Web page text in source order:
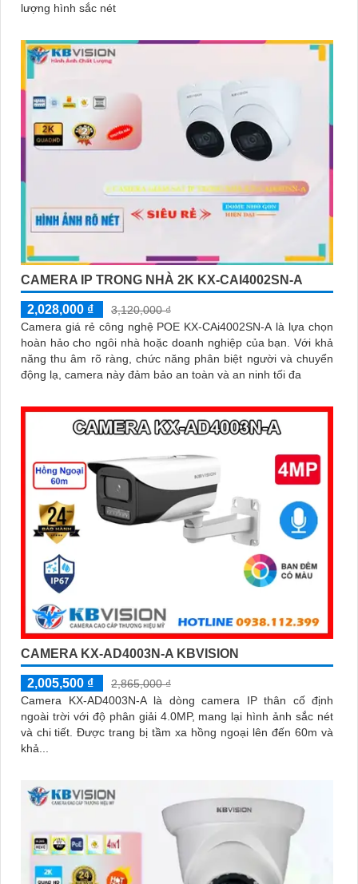
lượng hình sắc nét
CAMERA IP TRONG NHÀ 2K KX-CAI4002SN-A
2,028,000 ₫
3,120,000 ₫
Camera giá rẻ công nghệ POE KX-CAi4002SN-A là lựa chọn
hoàn hảo cho ngôi nhà hoặc doanh nghiệp của bạn. Với khả
năng thu âm rõ ràng, chức năng phân biệt người và chuyển
động lạ, camera này đảm bảo an toàn và an ninh tối đa
CAMERA KX-AD4003N-A KBVISION
2,005,500 ₫
2,865,000 ₫
Camera KX-AD4003N-A là dòng camera IP thân cố định
ngoài trời với độ phân giải 4.0MP, mang lại hình ảnh sắc nét
và chi tiết. Được trang bị tầm xa hồng ngoại lên đến 60m và
khả...